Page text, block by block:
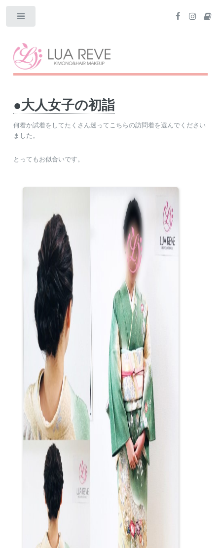
●大人女子の初詣
何着か試着をしてたくさん迷ってこちらの訪問着を選んでください
ました。
とってもお似合いです。